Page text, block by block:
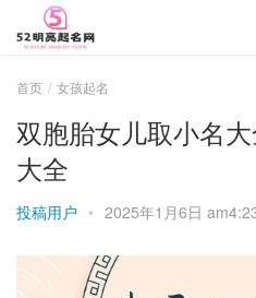
首页 女孩起名
双胞胎女儿取小名
大全
投稿用户 • 2025年1月6日